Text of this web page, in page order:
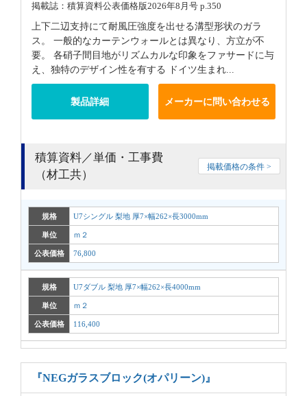
掲載誌：積算資料公表価格版2026年8月号 p.350
上下二辺支持にて耐風圧強度を出せる溝型形状のガラ
ス。 一般的なカーテンウォールとは異なり、方立が不
要。 各硝子間目地がリズムカルな印象をファサードに与
え、独特のデザイン性を有する ドイツ生まれ...
製品詳細 メーカーに問い合わせる
積算資料／単価・工事費
（材工共）
掲載価格の条件 >
規格 U7シングル 梨地 厚7×幅262×長3000mm
単位 ｍ２
公表価格 76,800
規格 U7ダブル 梨地 厚7×幅262×長4000mm
単位 ｍ２
公表価格 116,400
『NEGガラスブロック(オパリーン)』